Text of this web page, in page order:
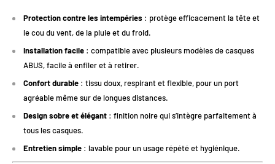
Protection contre les intempéries : protège efficacement la tête et
le cou du vent, de la pluie et du froid.
Installation facile : compatible avec plusieurs modèles de casques
ABUS, facile à enfiler et à retirer.
Confort durable : tissu doux, respirant et flexible, pour un port
agréable même sur de longues distances.
Design sobre et élégant : finition noire qui s’intègre parfaitement à
tous les casques.
Entretien simple : lavable pour un usage répété et hygiénique.